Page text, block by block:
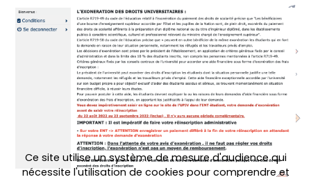
Ce site utilise un système de mesure d'audience qui
nécessite l'utilisation de cookies pour comprendre et